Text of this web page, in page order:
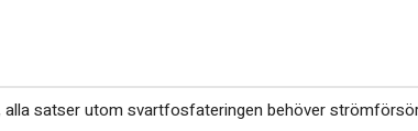
satser utom svartfosfateringen behöver